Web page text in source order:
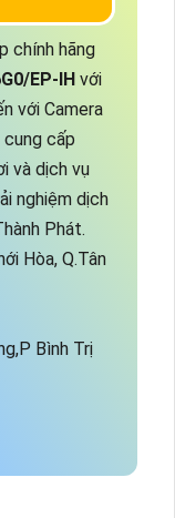
chính hãng
EP-IH với
với Camera
cấp
và dịch vụ
nghiệm dịch
Phát.
Hòa, Q.Tân
Bình Trị